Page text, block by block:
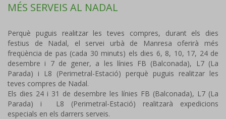
MÉS SERVEIS AL NADAL
Perquè puguis realitzar les teves compres, durant els dies
festius de Nadal, el servei urbà de Manresa oferirà més
freqüència de pas (cada 30 minuts) els dies 6, 8, 10, 17, 24 de
desembre i 7 de gener, a les línies FB (Balconada), L7 (La
Parada) i L8 (Perimetral-Estació) perquè puguis realitzar les
teves compres de Nadal.
Els dies 24 i 31 de desembre les línies FB (Balconada), L7 (La
Parada) i L8 (Perimetral-Estació) realitzarà expedicions
especials en els darrers serveis.